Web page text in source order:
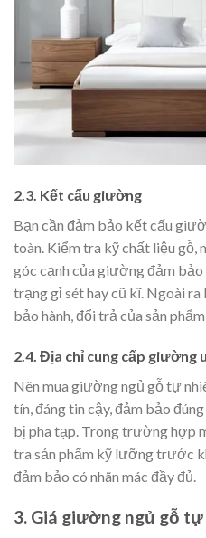
2.3. Kết cấu giường
Bạn cần đảm bảo kết cấu
toàn. Kiểm tra kỹ chất liệu gỗ,
góc cạnh của giường đảm
trạng gỉ sét hay cũ kĩ. Ngoài ra
bảo hành, đổi trả của sản
2.4. Địa chỉ cung cấp giường
Nên mua giường ngủ gỗ tự
tín, đáng tin cậy, đảm bảo
bị pha tạp. Trong trường hợp
tra sản phẩm kỹ lưỡng trước
đảm bảo có nhãn mác đầy đủ.
3. Giá giường ngủ gỗ